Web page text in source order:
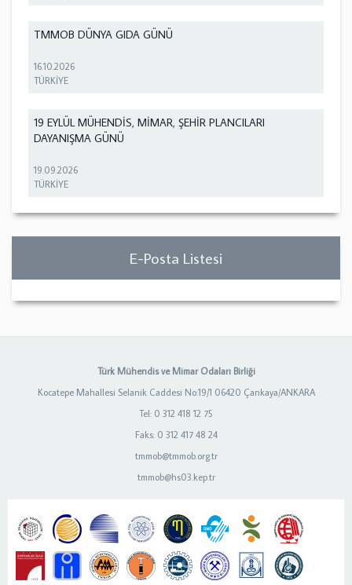
TMMOB DÜNYA GIDA GÜNÜ
16.10.2026
TÜRKİYE
19 EYLÜL MÜHENDİS, MİMAR, ŞEHİR PLANCILARI
DAYANIŞMA GÜNÜ
19.09.2026
TÜRKİYE
E-Posta Listesi
Türk Mühendis ve Mimar Odaları Birliği
Kocatepe Mahallesi Selanik Caddesi No:19/1 06420 Çankaya/ANKARA
Tel: 0 312 418 12 75
Faks: 0 312 417 48 24
tmmob@tmmob.org.tr
tmmob@hs03.kep.tr